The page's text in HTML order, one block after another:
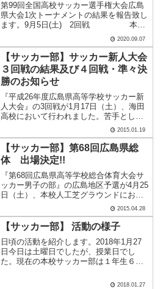
第99回全国高校サッカー選手権大会広島
県大会1次トーナメントの結果を報告致し
ます。9月5日(土) 2回戦 本
校 vs 三次前半 ３ － ０後
半 ７ － ０合計 １０
－ ０9月6日(日) 3回戦 本
校 vs .....
2020.09.07
【サッカー部】サッカー新人大会
３回戦の結果及び４回戦・準々決
勝のお知らせ
『平成26年度広島県高等学校サッカー新
人大会』の3回戦が1月17日（土）、海田
高校において行われました。苦手として
いる“土”のグラウンドでしたが……3回戦
の結果は以下の通りです。＜平成26年度
広島県高等学校サッカー新人大会＞1月17
日（土）.....
2015.01.19
【サッカー部】第68回広島県総
体 出場決定!!
『第68回広島県高等学校総合体育大会サ
ッカー男子の部』の広島地区予選が4月25
日（土）、本校人工芝グラウンドにおい
て行われました。結果は以下の通りで
す。＜第68回広島県高等学校総合体育大
会サッカー男子の部 広島地区予選＞4月
25日（土） 会.....
2015.04.28
【サッカー部】 活動の様子
日頃の活動を紹介します。2018年1月27
日今日は土曜日でしたが、授業日でし
た。現在の本校サッカー部は１年生６９
合計 １０５名で活動しています。Aチ
2018.01.27